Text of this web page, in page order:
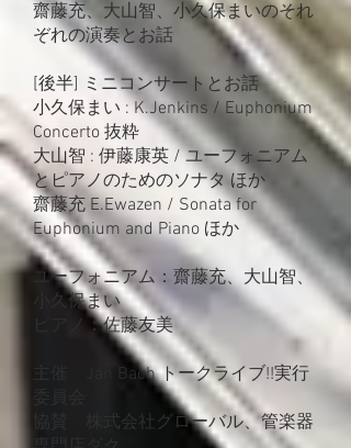
齋藤充、大山智、小久保まいのそれ
ぞれの演奏とお話
[後半] ミニコンサートとお話
小久保まい : K.Jenkins / Euphonium
Concerto 抜粋
大山智 : 伊藤康英 / ユーフォニアム
とピアノのためのソナタ ほか
齋藤充 E.Ewazen / Sonata for
Euphonium and Piano ほか
ユーフォニアム：齋藤充、大山智、
小久保まい
ピアノ：佐藤友美
主催 Jan Bach トークライブ!!実行
協賛 株式会社グローバル、管楽器